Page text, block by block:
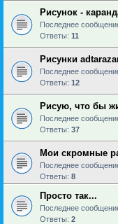
Рисунок -
Последнее
Ответы: 11
Рисунки
Последнее
Ответы: 12
Рисую, что бы
Последнее
Ответы: 37
Мои скромные
Последнее
Ответы: 8
Просто так...
Последнее
Ответы: 2